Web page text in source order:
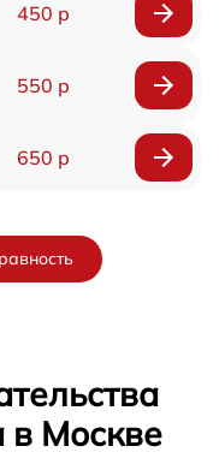
450 р
550 р
650 р
в Москве